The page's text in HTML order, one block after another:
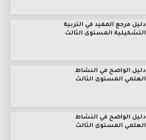
دليل مرجع المفيد في التربية
التشكيلية المستوى الثالث
دليل الواضح في النشاط
العلمي المستوى الثالث
دليل الواضح في النشاط
العلمي المستوى الثالث